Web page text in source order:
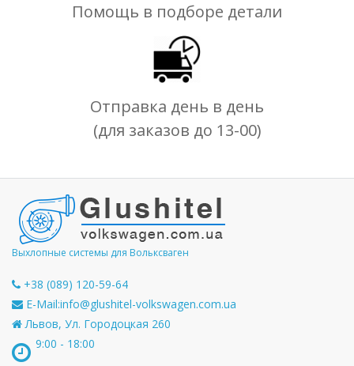
Помощь в подборе детали
Отправка день в день
(для заказов до 13-00)
Выхлопные системы для Вольксваген
+38 (089) 120-59-64
E-Mail:info@glushitel-volkswagen.com.ua
Львов, Ул. Городоцкая 260
9:00 - 18:00